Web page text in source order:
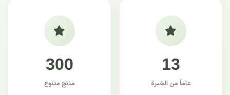
13
عاماً من الخبرة
300
منتج متنوع